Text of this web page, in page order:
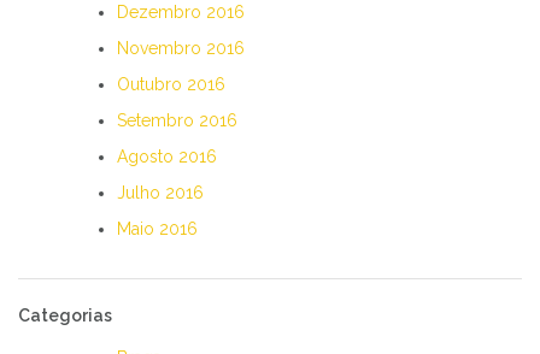
Dezembro 2016
Novembro 2016
Outubro 2016
Setembro 2016
Agosto 2016
Julho 2016
Maio 2016
Categorias